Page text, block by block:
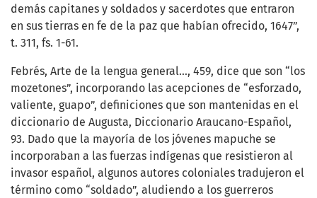
demás capitanes y soldados y sacerdotes que entraron
en sus tierras en fe de la paz que habían ofrecido, 1647”,
t. 311, fs. 1-61.
Febrés, Arte de la lengua general…, 459, dice que son “los
mozetones”, incorporando las acepciones de “esforzado,
valiente, guapo”, definiciones que son mantenidas en el
diccionario de Augusta, Diccionario Araucano-Español,
93. Dado que la mayoría de los jóvenes mapuche se
incorporaban a las fuerzas indígenas que resistieron al
invasor español, algunos autores coloniales tradujeron el
término como “soldado”, aludiendo a los guerreros